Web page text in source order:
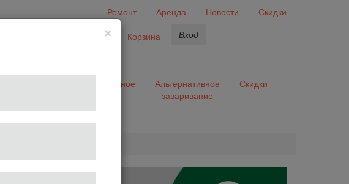
Ремонт Аренда Новости
Скидки
Избранное Корзина Вход
Разное
Альтернативное
заваривание
Скидки
×